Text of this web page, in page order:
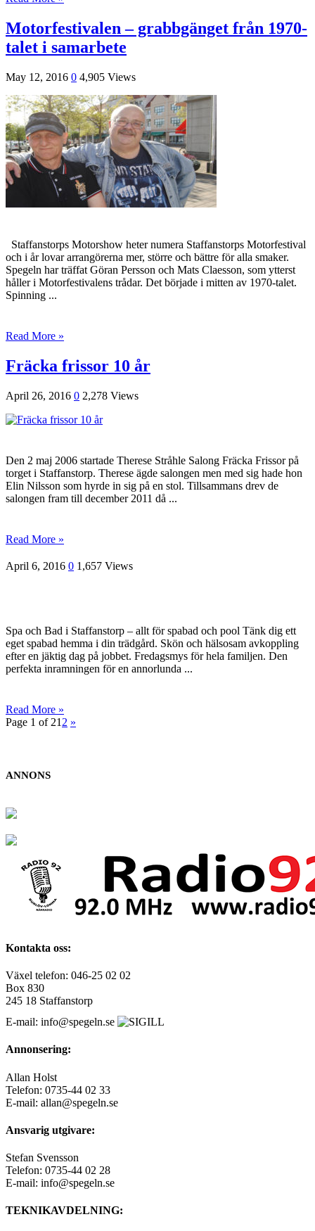
Motorfestivalen – grabbgänget från 1970-
talet i samarbete
May 12, 2016 0 4,905 Views
Staffanstorps Motorshow heter numera Staffanstorps Motorfestival
och i år lovar arrangörerna mer, större och bättre för alla smaker.
Spegeln har träffat Göran Persson och Mats Claesson, som ytterst
håller i Motorfestivalens trådar. Det började i mitten av 1970-talet.
Spinning ...
Read More »
Fräcka frissor 10 år
April 26, 2016 0 2,278 Views
Den 2 maj 2006 startade Therese Stråhle Salong Fräcka Frissor på
torget i Staffanstorp. Therese ägde salongen men med sig hade hon
Elin Nilsson som hyrde in sig på en stol. Tillsammans drev de
salongen fram till december 2011 då ...
Read More »
April 6, 2016 0 1,657 Views
Spa och Bad i Staffanstorp – allt för spabad och pool Tänk dig ett
eget spabad hemma i din träd­gård. Skön och hälsosam avkoppling
efter en jäktig dag på jobbet. Fredagsmys för hela familjen. Den
perfekta inramningen för en annorlunda ...
Read More »
Page 1 of 21 2 »
ANNONS
Kontakta oss:
Växel telefon: 046-25 02 02
Box 830
245 18 Staffanstorp
E-mail: info@spegeln.se
Annonsering:
Allan Holst
Telefon: 0735-44 02 33
E-mail: allan@spegeln.se
Ansvarig utgivare:
Stefan Svensson
Telefon: 0735-44 02 28
E-mail: info@spegeln.se
TEKNIKAVDELNING: